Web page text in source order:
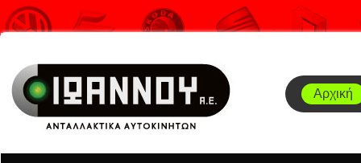
Αρχική